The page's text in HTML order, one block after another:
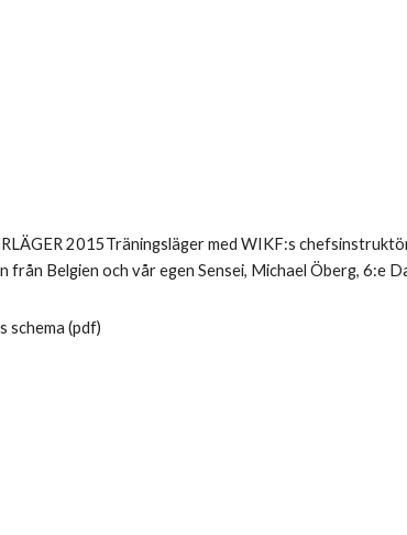
2015Träningsläger med WIKF:s
från Belgien och vår egen Sensei, Michael Öberg, 6:e
schema (pdf)